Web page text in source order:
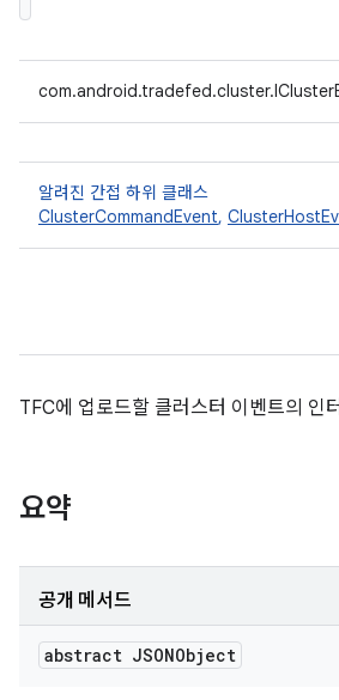
알려진 간접 하위 클래스
ClusterCommandEvent,
TFC에 업로드할 클러스터 이벤트의 인
요약
공개 메서드
abstract JSONObject